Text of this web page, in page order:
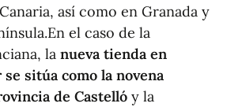
así como en Granada y
el caso de la
la nueva tienda en
sitúa como la novena
de Castelló y la